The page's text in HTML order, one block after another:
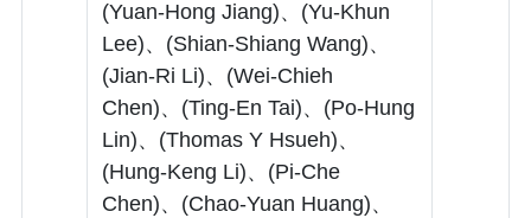
(Yuan-Hong Jiang)、(Yu-Khun
Lee)、(Shian-Shiang Wang)、
(Jian-Ri Li)、(Wei-Chieh
Chen)、(Ting-En Tai)、(Po-Hung
Lin)、(Thomas Y Hsueh)、
(Hung-Keng Li)、(Pi-Che
Chen)、(Chao-Yuan Huang)、